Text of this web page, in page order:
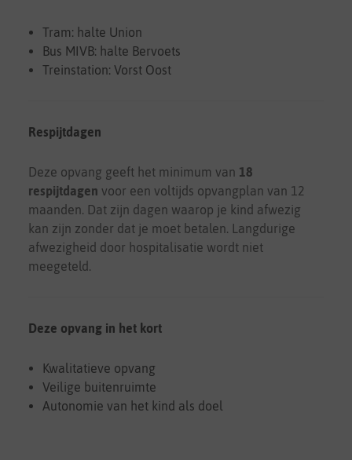
Tram: halte Union
Bus MIVB: halte Bervoets
Treinstation: Vorst Oost
Respijtdagen
Deze opvang geeft het minimum van 18
respijtdagen voor een voltijds opvangplan van 12
maanden. Dat zijn dagen waarop je kind afwezig
kan zijn zonder dat je moet betalen. Langdurige
afwezigheid door hospitalisatie wordt niet
meegeteld.
Deze opvang in het kort
Kwalitatieve opvang
Veilige buitenruimte
Autonomie van het kind als doel